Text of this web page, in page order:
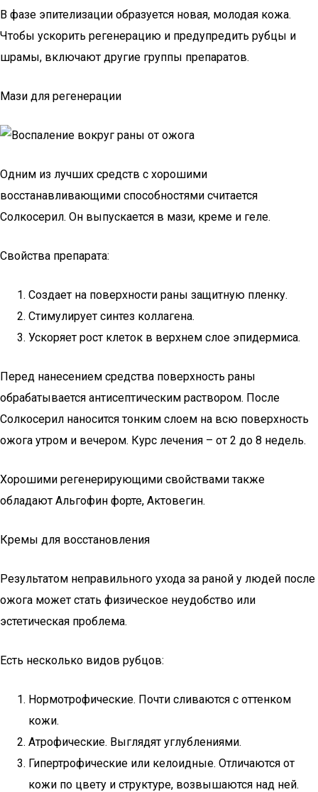
В фазе эпителизации образуется новая, молодая кожа.
Чтобы ускорить регенерацию и предупредить рубцы и
шрамы, включают другие группы препаратов.
Мази для регенерации
Одним из лучших средств с хорошими
восстанавливающими способностями считается
Солкосерил. Он выпускается в мази, креме и геле.
Свойства препарата:
Создает на поверхности раны защитную пленку.
Стимулирует синтез коллагена.
Ускоряет рост клеток в верхнем слое эпидермиса.
Перед нанесением средства поверхность раны
обрабатывается антисептическим раствором. После
Солкосерил наносится тонким слоем на всю поверхность
ожога утром и вечером. Курс лечения – от 2 до 8 недель.
Хорошими регенерирующими свойствами также
обладают Альгофин форте, Актовегин.
Кремы для восстановления
Результатом неправильного ухода за раной у людей после
ожога может стать физическое неудобство или
эстетическая проблема.
Есть несколько видов рубцов:
Нормотрофические. Почти сливаются с оттенком
кожи.
Атрофические. Выглядят углублениями.
Гипертрофические или келоидные. Отличаются от
кожи по цвету и структуре, возвышаются над ней.